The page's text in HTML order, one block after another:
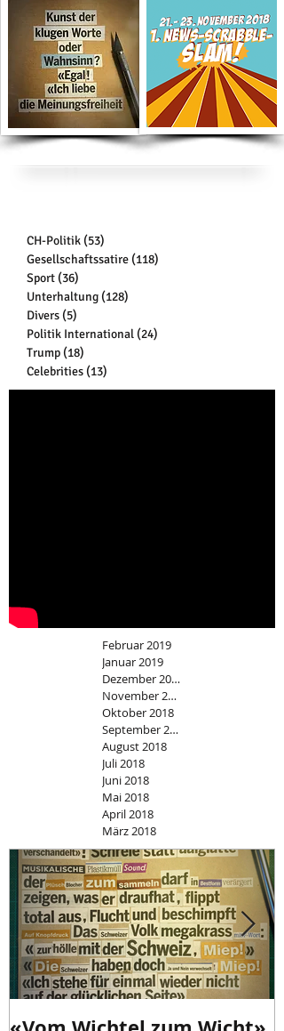
CH-Politik (53)
Gesellschaftssatire (118)
Sport (36)
Unterhaltung (128)
Divers (5)
Politik International (24)
Trump (18)
Celebrities (13)
Februar 2019
Januar 2019
Dezember 2018
November 2018
Oktober 2018
September 2018
August 2018
Juli 2018
Juni 2018
Mai 2018
April 2018
März 2018